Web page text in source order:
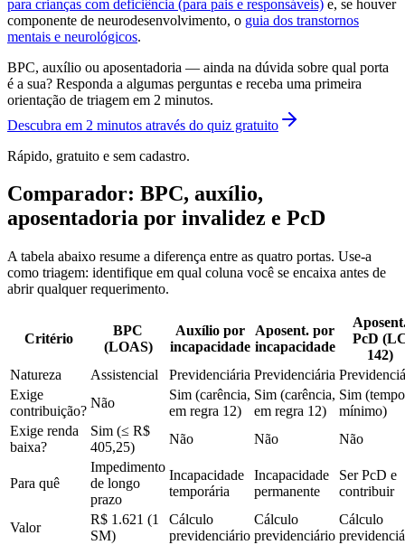
para crianças com deficiência (para pais e responsáveis) e, se houver
componente de neurodesenvolvimento, o guia dos transtornos
mentais e neurológicos.
BPC, auxílio ou aposentadoria — ainda na dúvida sobre qual porta
é a sua? Responda a algumas perguntas e receba uma primeira
orientação de triagem em 2 minutos.
Descubra em 2 minutos através do quiz gratuito
Rápido, gratuito e sem cadastro.
Comparador: BPC, auxílio,
aposentadoria por invalidez e PcD
A tabela abaixo resume a diferença entre as quatro portas. Use-a
como triagem: identifique em qual coluna você se encaixa antes de
abrir qualquer requerimento.
Critério
BPC
(LOAS)
Auxílio por
incapacidade
Aposent. por
incapacidade
PcD
142)
Natureza
Assistencial Previdenciária Previdenciária
Exige
contribuição?
Não
Sim (carência,
em regra 12)
Sim (carência,
em regra 12)
Sim (tempo
mínimo)
Exige renda
baixa?
Sim (≤ R$
405,25)
Não Não Não
Para quê
Impedimento
de longo
prazo
Incapacidade
temporária
Incapacidade
permanente
Ser PcD e
contribuir
Valor
R$ 1.621 (1
SM)
Cálculo
previdenciário
Cálculo
previdenciário
Cálculo